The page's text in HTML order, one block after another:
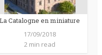
La Catalogne en miniature
17/09/2018
2 min read